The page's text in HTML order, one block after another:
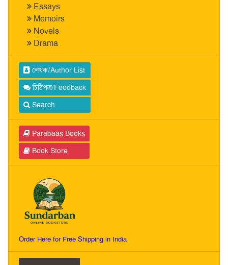
Essays
Memoirs
Novels
Drama
লেখক/Author List
চিঠিপত্র/Feedback
Search
Parabaas Books
Book Store
Order Here for Free Shipping in India